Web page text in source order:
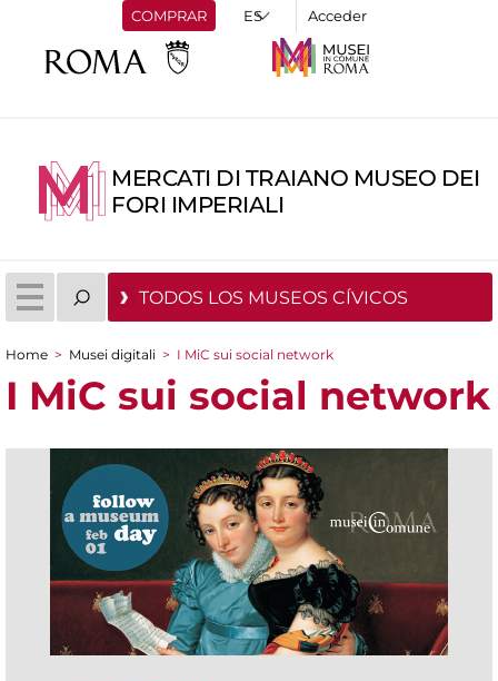
COMPRAR Acceder
MERCATI DI TRAIANO MUSEO DEI
FORI IMPERIALI
TODOS LOS MUSEOS CÍVICOS
You are here
Home > Musei digitali > I MiC sui social network
I MiC sui social network